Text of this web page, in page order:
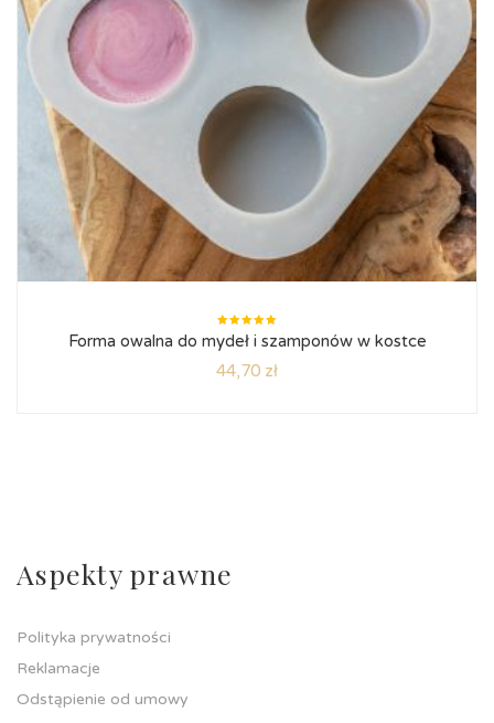
Oceniono
5.00
na
Forma owalna do mydeł i szamponów w kostce
44,70 zł
Aspekty prawne
Polityka prywatności
Reklamacje
Odstąpienie od umowy